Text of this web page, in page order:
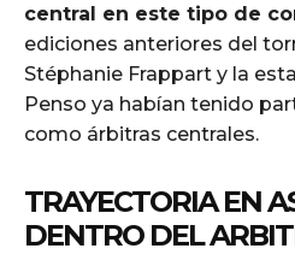
central en este tipo de
ediciones anteriores del
Stéphanie Frappart y la
Penso ya habían tenido
como árbitras centrales.
TRAYECTORIA EN
DENTRO DEL